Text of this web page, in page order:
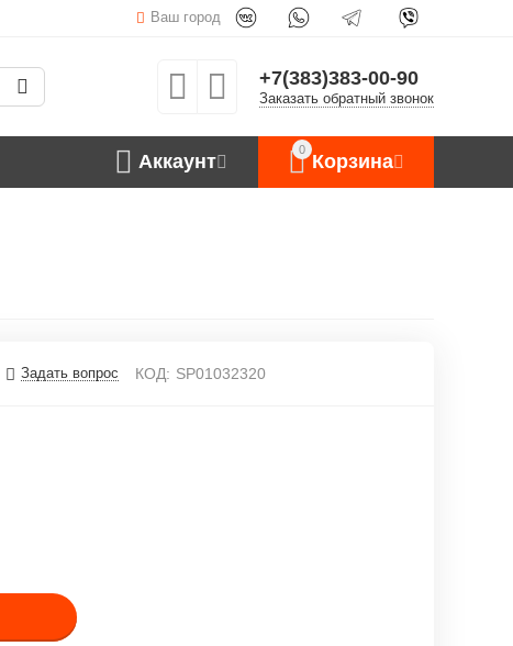
Ваш город
+7(383)383-00-90
Заказать обратный звонок
0
Корзина
Аккаунт
Задать вопрос КОД: SP01032320